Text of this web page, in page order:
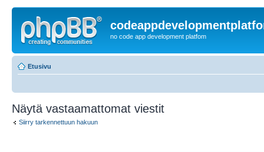
no code app development platfom
Etusivu
Näytä vastaamattomat viestit
Siirry tarkennettuun hakuun